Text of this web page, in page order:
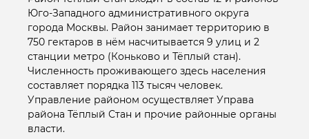
Юго-Западного административного округа
города Москвы. Район занимает территорию в
750 гектаров в нём насчитывается 9 улиц и 2
станции метро (Коньково и Тёплый стан).
Численность проживающего здесь населения
составляет порядка 113 тысяч человек.
Управление районом осуществляет Управа
района Тёплый Стан и прочие районные органы
власти.